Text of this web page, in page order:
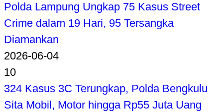
Polda Lampung Ungkap 75 Kasus Street
Crime dalam 19 Hari, 95 Tersangka
Diamankan
2026-06-04
10
324 Kasus 3C Terungkap, Polda Bengkulu
Sita Mobil, Motor hingga Rp55 Juta Uang